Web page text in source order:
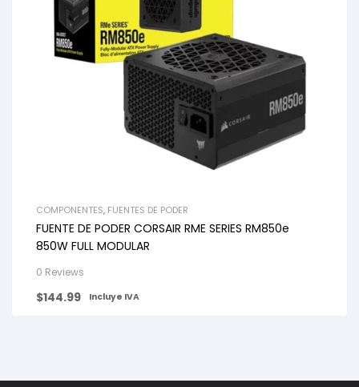
COMPONENTES, FUENTES DE PODER
FUENTE DE PODER CORSAIR RME SERIES RM850e
850W FULL MODULAR
0 Reviews
$144.99 Incluye IVA